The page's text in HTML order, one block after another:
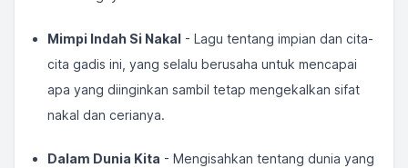
Mimpi Indah Si Nakal - Lagu tentang impian dan cita-
cita gadis ini, yang selalu berusaha untuk mencapai
apa yang diinginkan sambil tetap mengekalkan sifat
nakal dan cerianya.
Dalam Dunia Kita - Mengisahkan tentang dunia yang